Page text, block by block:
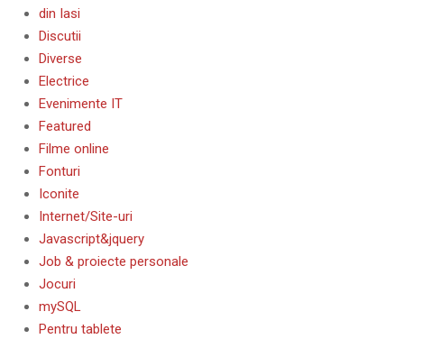
din Iasi
Discutii
Diverse
Electrice
Evenimente IT
Featured
Filme online
Fonturi
Iconite
Internet/Site-uri
Javascript&jquery
Job & proiecte personale
Jocuri
mySQL
Pentru tablete